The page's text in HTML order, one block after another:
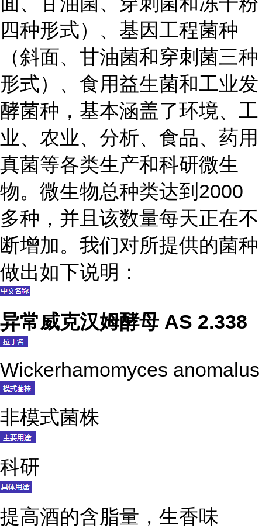
四种形式）、基因工程菌种
（斜面、甘油菌和穿刺菌三种
形式）、食用益生菌和工业发
酵菌种，基本涵盖了环境、工
业、农业、分析、食品、药用
真菌等各类生产和科研微生
物。微生物总种类达到2000
多种，并且该数量每天正在不
断增加。我们对所提供的菌种
做出如下说明：
异常威克汉姆酵母 AS 2.338
Wickerhamomyces anomalus
非模式菌株
科研
提高酒的含脂量，生香味